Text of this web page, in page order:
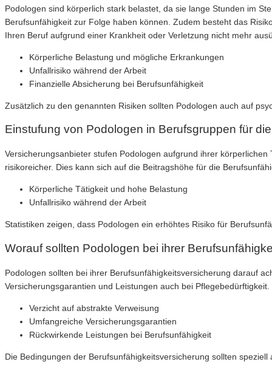
Podologen sind körperlich stark belastet, da sie lange Stunden im
Berufsunfähigkeit zur Folge haben können. Zudem besteht das
Ihren Beruf aufgrund einer Krankheit oder Verletzung nicht mehr
Körperliche Belastung und mögliche Erkrankungen
Unfallrisiko während der Arbeit
Finanzielle Absicherung bei Berufsunfähigkeit
Zusätzlich zu den genannten Risiken sollten Podologen auch auf
Einstufung von Podologen in Berufsgruppen für
Versicherungsanbieter stufen Podologen aufgrund ihrer
risikoreicher. Dies kann sich auf die Beitragshöhe für die
Körperliche Tätigkeit und hohe Belastung
Unfallrisiko während der Arbeit
Statistiken zeigen, dass Podologen ein erhöhtes Risiko für
Worauf sollten Podologen bei ihrer
Podologen sollten bei ihrer Berufsunfähigkeitsversicherung darauf
Versicherungsgarantien und Leistungen auch bei
Verzicht auf abstrakte Verweisung
Umfangreiche Versicherungsgarantien
Rückwirkende Leistungen bei Berufsunfähigkeit
Die Bedingungen der Berufsunfähigkeitsversicherung sollten